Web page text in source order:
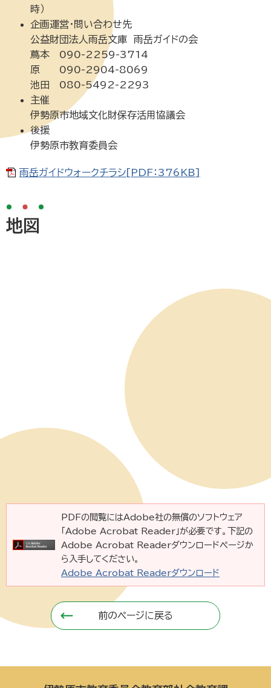
時）
企画運営・問い合わせ先
公益財団法人雨岳文庫 雨岳ガイドの会
蔦本 090-2259-3714
原 090-2904-8069
池田 080-5492-2293
主催
伊勢原市地域文化財保存活用協議会
後援
伊勢原市教育委員会
雨岳ガイドウォークチラシ[PDF：376KB]
地図
PDFの閲覧にはAdobe社の無償のソフトウェア
「Adobe Acrobat Reader」が必要です。下記の
Adobe Acrobat Readerダウンロードページか
ら入手してください。
Adobe Acrobat Readerダウンロード
前のページに戻る